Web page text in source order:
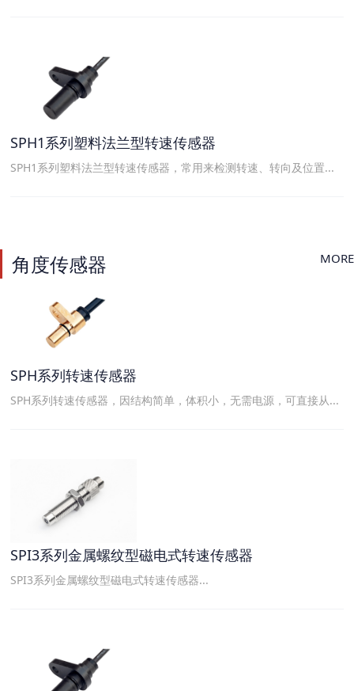
SPH1系列塑料法兰型转速传感器
SPH1系列塑料法兰型转速传感器，常用来检测转速、转向及位置...
角度传感器 MORE
SPH系列转速传感器
SPH系列转速传感器，因结构简单，体积小，无需电源，可直接从...
SPI3系列金属螺纹型磁电式转速传感器
SPI3系列金属螺纹型磁电式转速传感器...